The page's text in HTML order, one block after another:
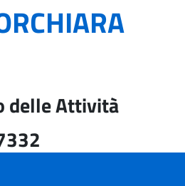
delle Attività